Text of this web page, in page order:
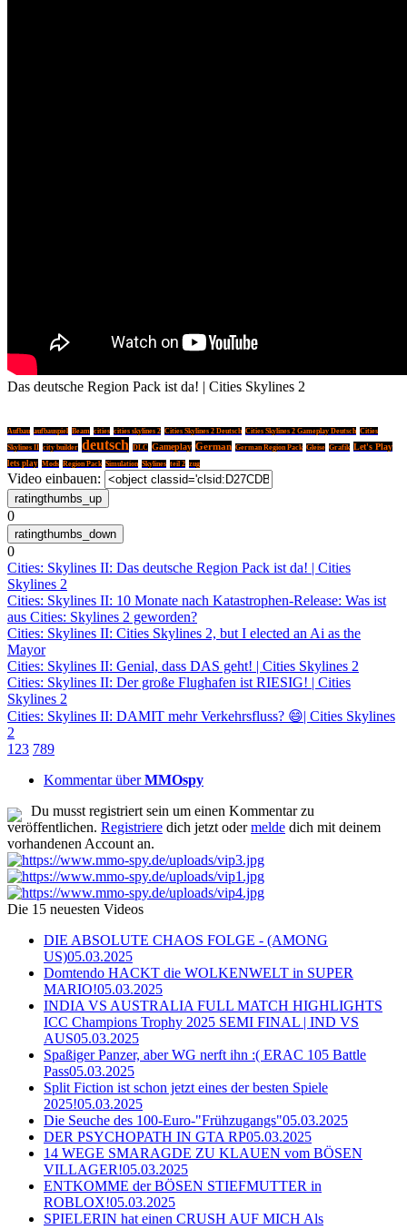
Das deutsche Region Pack ist da! | Cities Skylines 2
Aufbau aufbauspiel Beam cities cities skylines 2 Cities Skylines 2 Deutsch Cities Skylines 2 Gameplay Deutsch Cities
Skylines II city builder deutsch DLC Gameplay German German Region Pack Gleise Grafik Let's Play
lets play Mods Region Pack Simulation Skylines teil 2 zug
Video einbauen:
0
0
Cities: Skylines II: Das deutsche Region Pack ist da! | Cities
Skylines 2
Cities: Skylines II: 10 Monate nach Katastrophen-Release: Was ist
aus Cities: Skylines 2 geworden?
Cities: Skylines II: Cities Skylines 2, but I elected an Ai as the
Mayor
Cities: Skylines II: Genial, dass DAS geht! | Cities Skylines 2
Cities: Skylines II: Der große Flughafen ist RIESIG! | Cities
Skylines 2
Cities: Skylines II: DAMIT mehr Verkehrsfluss? 😄| Cities Skylines
2
1 23 789
Kommentar überMMOspy
Du musst registriert sein um einen Kommentar zu
veröffentlichen. Registriere dich jetzt odermelde dich mit deinem
vorhandenen Account an.
Die 15 neuesten Videos
DIE ABSOLUTE CHAOS FOLGE - (AMONG
US)05.03.2025
Domtendo HACKT die WOLKENWELT in SUPER
MARIO!05.03.2025
INDIA VS AUSTRALIA FULL MATCH HIGHLIGHTS
ICC Champions Trophy 2025 SEMI FINAL | IND VS
AUS05.03.2025
Spaßiger Panzer, aber WG nerft ihn :( ERAC 105 Battle
Pass05.03.2025
Split Fiction ist schon jetzt eines der besten Spiele
2025!05.03.2025
Die Seuche des 100-Euro-"Frühzugangs"05.03.2025
DER PSYCHOPATH IN GTA RP05.03.2025
14 WEGE SMARAGDE ZU KLAUEN vom BÖSEN
VILLAGER!05.03.2025
ENTKOMME der BÖSEN STIEFMUTTER in
ROBLOX!05.03.2025
SPIELERIN hat einen CRUSH AUF MICH Als